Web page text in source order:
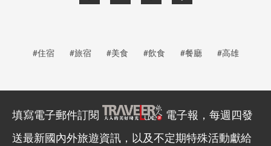
#住宿 #旅宿 #美食 #飲食 #餐廳 #高雄
填寫電子郵件訂閱
電子報，每週四發
送最新國內外旅遊資訊，以及不定期特殊活動獻給